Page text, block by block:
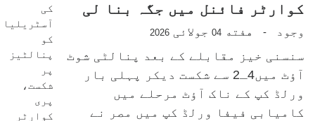
کوارٹر فائنل میں جگہ بنا لی
وجود - هفته 04 جولائی 2026
سنسنی خیز مقابلے کے بعد پنالٹی شوٹ
آؤٹ میں4ـ2 سے شکست دیکر پہلی بار
ورلڈ کپ کے ناک آؤٹ مرحلے میں
کامیابی فیفا ورلڈ کپ میں مصر نے